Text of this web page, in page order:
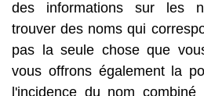
des informations sur les
trouver des noms qui
pas la seule chose que
vous offrons également la
l'incidence du nom